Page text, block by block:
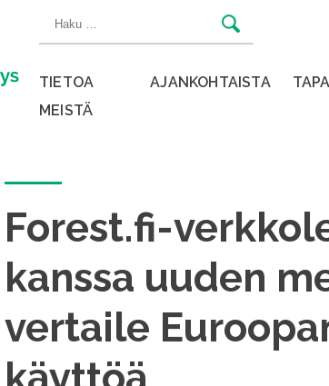
Haku:
TIETOA
MEISTÄ
AJANKOHTAISTA
Forest.fi-
kanssa uuden
vertaile